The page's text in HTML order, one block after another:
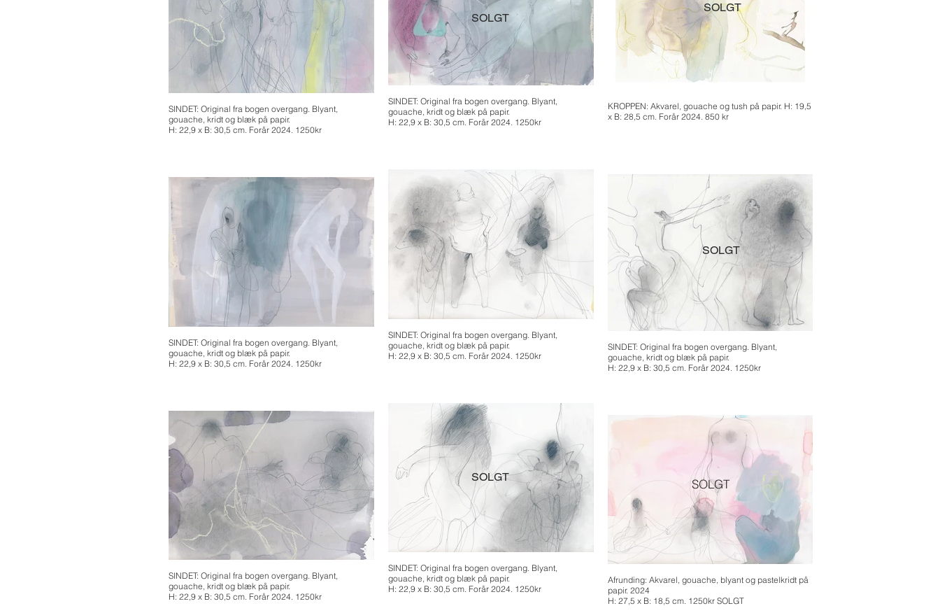
KROPPEN: Akvarel, gouache og tush på papir. H: 19,5
x B: 28,5 cm. Forår 2024. 850 kr
SINDET: Original fra bogen overgang. Blyant,
gouache, kridt og blæk på papir.
H: 22,9 x B: 30,5 cm. Forår 2024. 1250kr
SINDET: Original fra bogen overgang. Blyant,
gouache, kridt og blæk på papir.
H: 22,9 x B: 30,5 cm. Forår 2024. 1250kr
SINDET: Original fra bogen overgang. Blyant,
gouache, kridt og blæk på papir.
H: 22,9 x B: 30,5 cm. Forår 2024. 1250kr
SINDET: Original fra bogen overgang. Blyant,
gouache, kridt og blæk på papir.
H: 22,9 x B: 30,5 cm. Forår 2024. 1250kr
SINDET: Original fra bogen overgang. Blyant,
gouache, kridt og blæk på papir.
H: 22,9 x B: 30,5 cm. Forår 2024. 1250kr
SINDET: Original fra bogen overgang. Blyant,
gouache, kridt og blæk på papir.
H: 22,9 x B: 30,5 cm. Forår 2024. 1250kr
SINDET: Original fra bogen overgang. Blyant,
gouache, kridt og blæk på papir.
H: 22,9 x B: 30,5 cm. Forår 2024. 1250kr
Afrunding: Akvarel, gouache, blyant og pastelkridt på
papir. 2024
H: 27,5 x B: 18,5 cm. 1250kr SOLGT
SOLGT
SOLGT
SOLGT
SOLGT
SOLGT